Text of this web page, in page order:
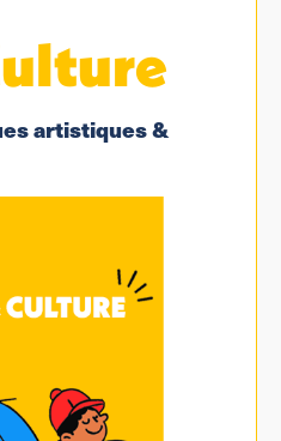
artistiques &